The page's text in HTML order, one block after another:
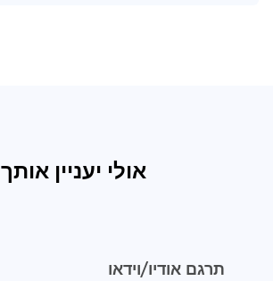
אולי יעניין אותך
תרגם אודיו/וידאו